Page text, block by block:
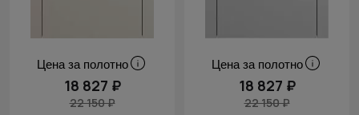
Цена за полотно
18 827 ₽
22 150 ₽
Цена за полотно
18 827 ₽
22 150 ₽